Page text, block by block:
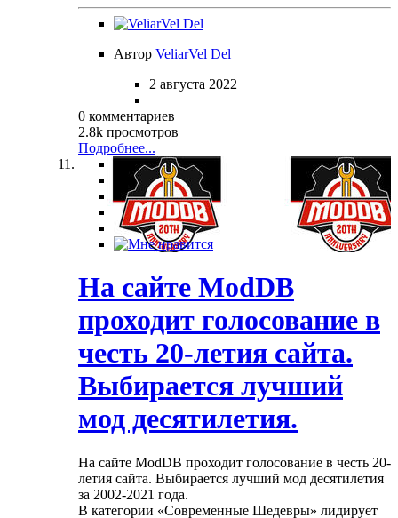
Автор VeliarVel Del
2 августа 2022
0 комментариев
2.8k просмотров
Подробнее...
На сайте ModDB
проходит голосование в
честь 20-летия сайта.
Выбирается лучший
мод десятилетия.
На сайте ModDB проходит голосование в честь 20-
летия сайта. Выбирается лучший мод десятилетия
за 2002-2021 года.
В категории «Современные Шедевры» лидирует